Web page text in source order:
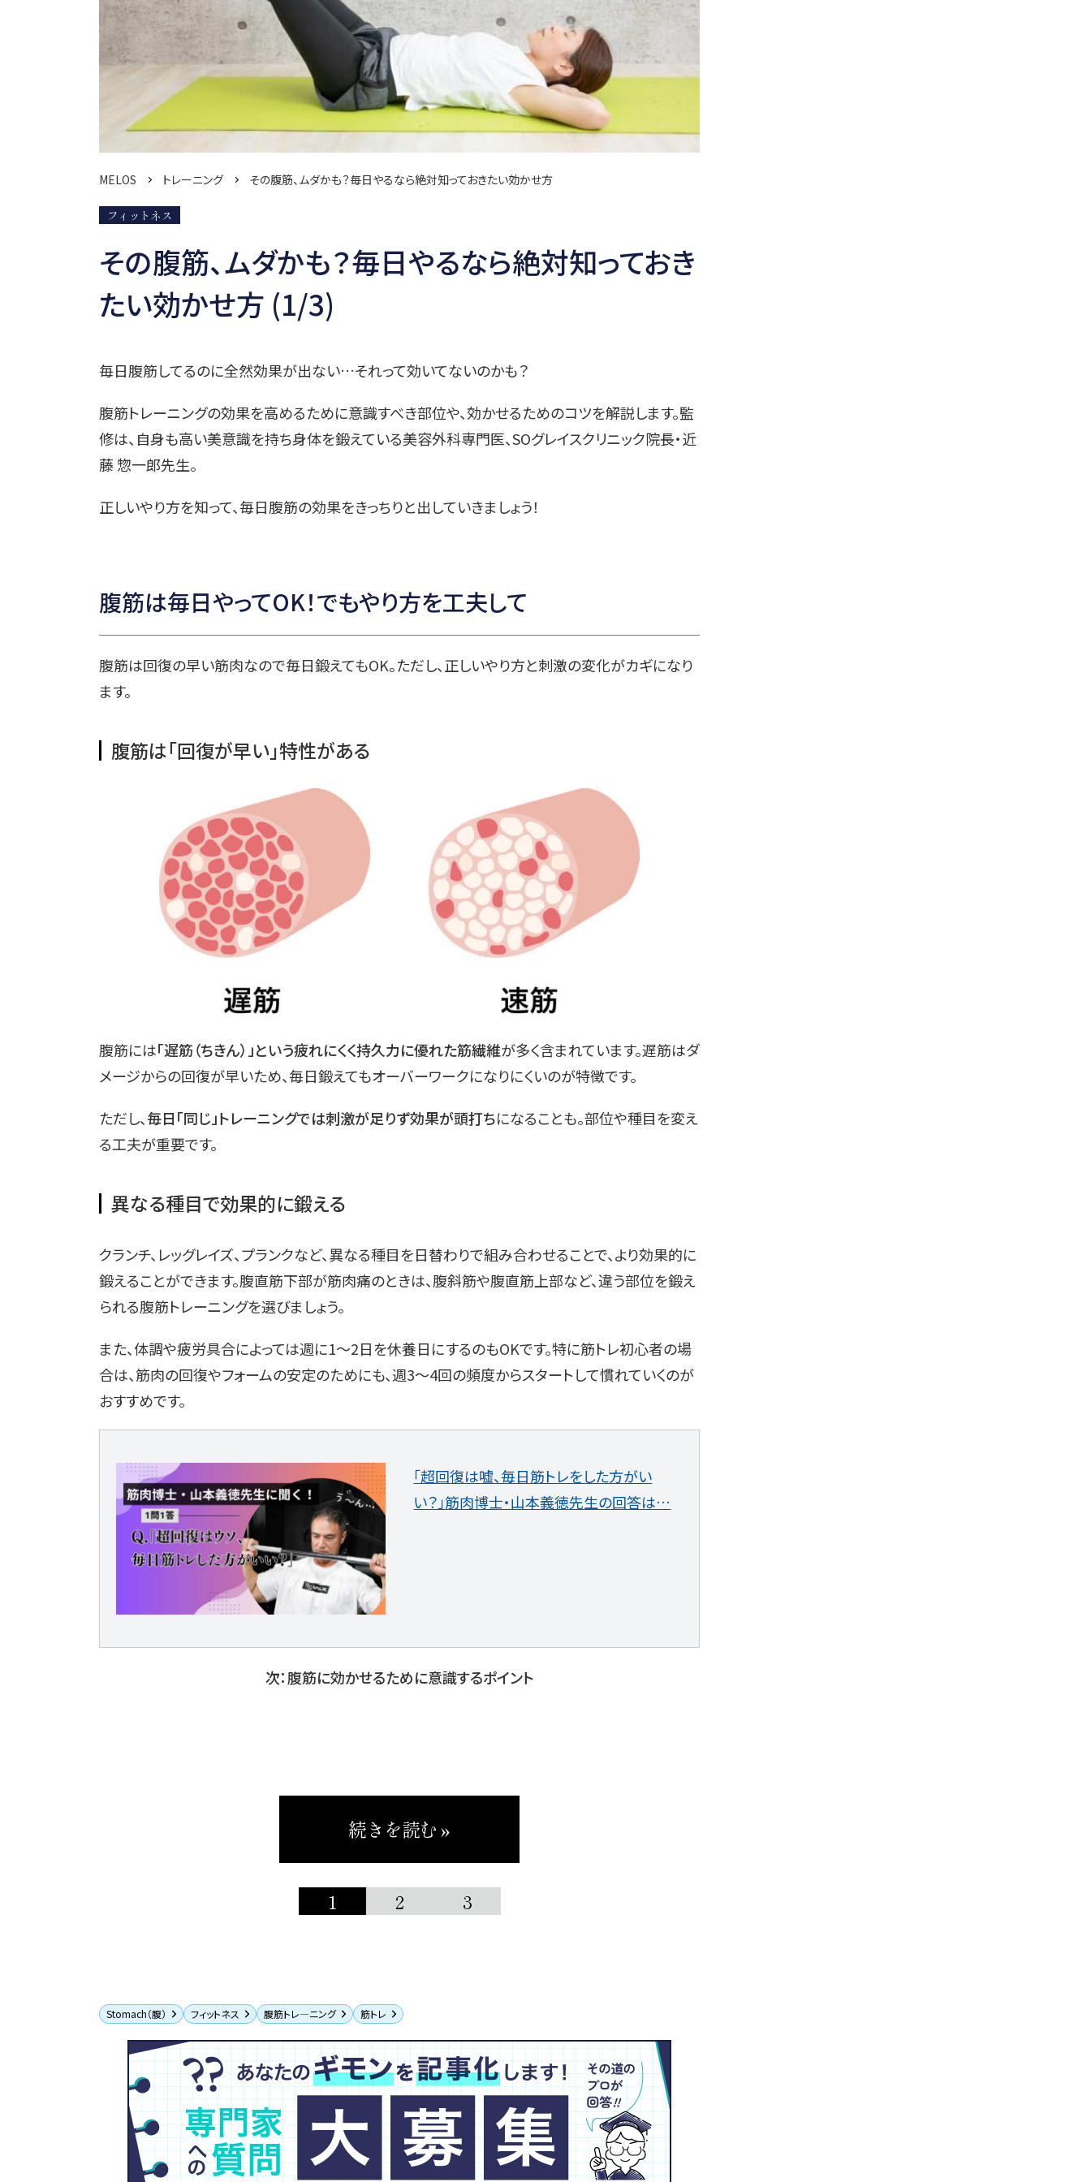
MELOS トレーニング その腹筋、ムダかも？毎日やるなら絶対知っておきたい効かせ方
フィットネス
その腹筋、ムダかも？毎日やるなら絶対知っておき
たい効かせ方 (1/3)
毎日腹筋してるのに全然効果が出ない…それって効いてないのかも？
腹筋トレーニングの効果を高めるために意識すべき部位や、効かせるためのコツを解説します。監
修は、自身も高い美意識を持ち身体を鍛えている美容外科専門医、SOグレイスクリニック院長・近
藤 惣一郎先生。
正しいやり方を知って、毎日腹筋の効果をきっちりと出していきましょう！
腹筋は毎日やってOK！でもやり方を工夫して
腹筋は回復の早い筋肉なので毎日鍛えてもOK。ただし、正しいやり方と刺激の変化がカギになり
ます。
腹筋は「回復が早い」特性がある
腹筋には「遅筋（ちきん）」という疲れにくく持久力に優れた筋繊維が多く含まれています。遅筋はダ
メージからの回復が早いため、毎日鍛えてもオーバーワークになりにくいのが特徴です。
ただし、毎日「同じ」トレーニングでは刺激が足りず効果が頭打ちになることも。部位や種目を変え
る工夫が重要です。
異なる種目で効果的に鍛える
クランチ、レッグレイズ、プランクなど、異なる種目を日替わりで組み合わせることで、より効果的に
鍛えることができます。腹直筋下部が筋肉痛のときは、腹斜筋や腹直筋上部など、違う部位を鍛え
られる腹筋トレーニングを選びましょう。
また、体調や疲労具合によっては週に1〜2日を休養日にするのもOKです。特に筋トレ初心者の場
合は、筋肉の回復やフォームの安定のためにも、週3〜4回の頻度からスタートして慣れていくのが
おすすめです。
「超回復は嘘、毎日筋トレをした方がい
い？」筋肉博士・山本義徳先生の回答は…
次：腹筋に効かせるために意識するポイント
続きを読む »
1 2 3
Stomach（腹） フィットネス 腹筋トレ―ニング 筋トレ